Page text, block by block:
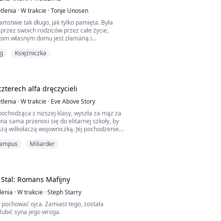
miała poślubić!
nawet Amaya Peterson nie rozumiała,
poślubić mężczyznę, który zamierza ją
ślubu? Dlaczego poślubić
nie kochał jej wystarczająco i nie potrafił
wyjścia, jak tylko pchnąć się w całkowicie
·W trakcie ·Tonje Unosen
tak długo, jak tylko pamięta. Była
swoich rodziców przez całe życie,
własnym domu jest złamaną i
z którą trzeba się liczyć! Nie boi się robić
Księżniczka
alfa dręczycieli
·W trakcie · Eve Above Story
z niższej klasy, wyszła za mąż za
sama przenosi się do elitarnej szkoły, by
wilkołaczą wojowniczką. Jej pochodzenie
Muszą zabrać do szkoły małą
prześladowców?
Miliarder
Romans Mafijny
·W trakcie ·Steph Starry
pochować ojca. Zamiast tego, została
syna jego wroga.